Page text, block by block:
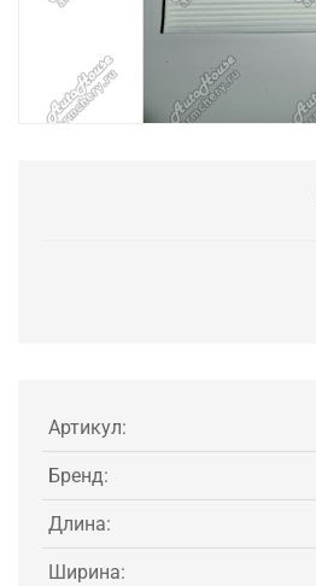
Артикул:
Бренд:
Длина:
Ширина: